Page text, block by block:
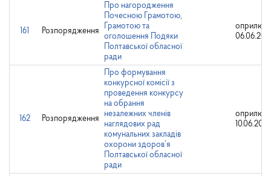
161 Розпорядження
Про нагородження
Почесною Грамотою,
Грамотою та
оголошення Подяки
Полтавської обласної
ради
162 Розпорядження
Про формування
конкурсної комісії з
проведення конкурсу
на обрання
незалежних членів
наглядових рад
комунальних закладів
охорони здоров’я
Полтавської обласної
ради